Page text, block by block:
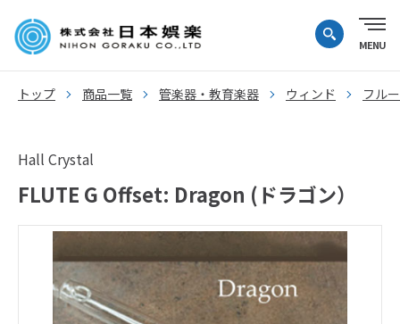
トップ 商品一覧 管楽器・教育楽器 ウィンド フル
Hall Crystal
FLUTE G Offset: Dragon (ドラゴン）